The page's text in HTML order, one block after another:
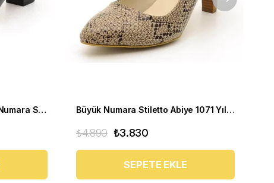
Kısa Topuklu Abiye Büyük Numara Stiletto 1023 Siyah Büyük Numara Stiletto Abiye 1071 Yılan Baskı
₺3.830
₺4.890
SEPETE EKLE